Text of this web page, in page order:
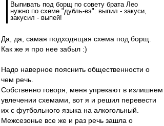
Выпивать под борщ по совету брата Лео
нужно по схеме "дубль-вэ": выпил - закуси,
закусил - выпей!
Да, да, самая подходящая схема под борщ.
Как же я про нее забыл :)
Надо наверное пояснить общественности о
чем речь.
Собственно говоря, меня упрекают в излишнем
увлечении схемами, вот я и решил перевести
их с футбольного языка на алкогольный.
Межсезонье все же и раз речь зашла о